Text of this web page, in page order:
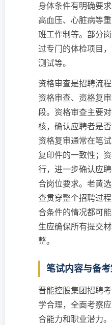
身体条件有明确要
高血压、心脏病等
班工作制等。部分
过专门的体检项目
测试等。
资格审查是招聘流
资格审查、资格复
段。资格审查主要
核，确认应聘者是
资格复审通常在笔
复印件的一致性；
行，进一步确认应
合岗位要求。老黄
查贯穿整个招聘过
合条件的情况都可
生应确保所有提交
整。
笔试内容与备
晋能控股集团招聘
学合理，全面考察
合能力和职业潜力